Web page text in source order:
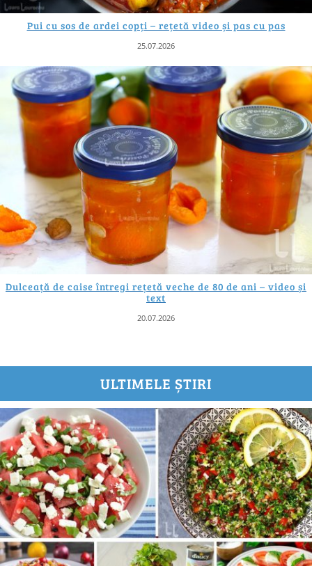
Pui cu sos de ardei copți – rețetă video și pas cu pas
25.07.2026
Dulceață de caise întregi rețetă veche de 80 de ani – video și
text
20.07.2026
ULTIMELE ȘTIRI